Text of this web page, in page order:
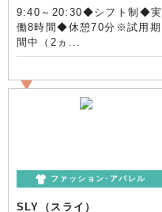
9:40～20:30◆シフト制◆実
働8時間◆休憩70分※試用期
間中（2ヵ...
ファッション･アパレル
SLY（スライ）